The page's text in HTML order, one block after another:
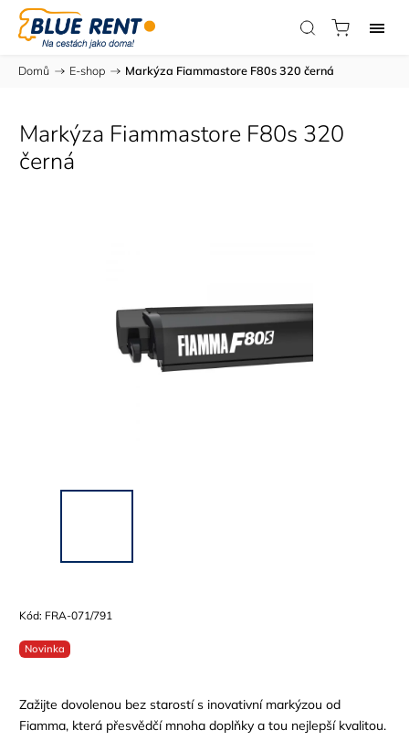
Domů / E-shop / Markýza Fiammastore F80s 320 černá
Markýza Fiammastore F80s 320
černá
Kód: FRA-071/791
Novinka
Zažijte dovolenou bez starostí s inovativní markýzou od
Fiamma, která přesvědčí mnoha doplňky a tou nejlepší kvalitou.